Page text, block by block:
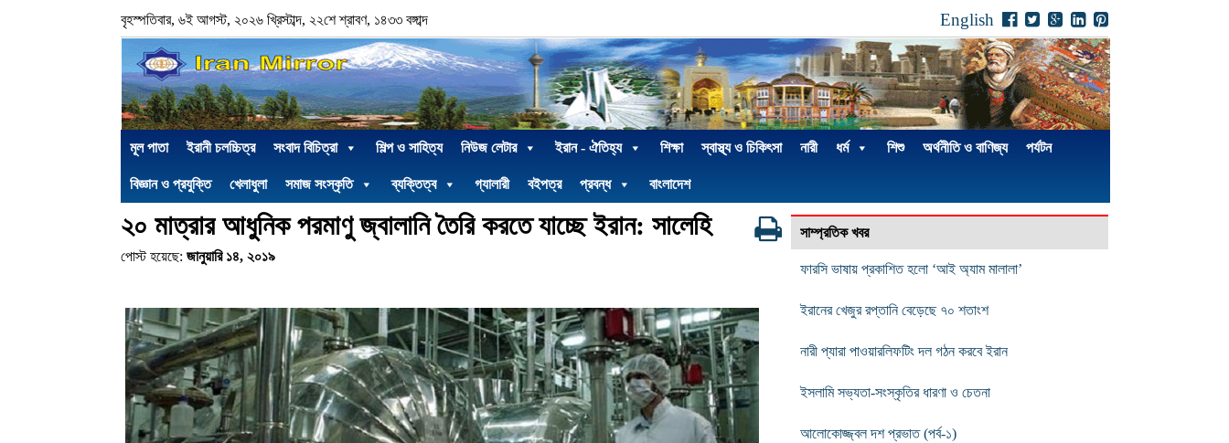
বৃহস্পতিবার, ৬ই আগস্ট, ২০২৬ খ্রিস্টাব্দ, ২২শে শ্রাবণ, ১৪৩৩ বঙ্গাব্দ English
মূল পাতা ইরানী চলচ্চিত্র সংবাদ বিচিত্রা শিল্প ও সাহিত্য নিউজ লেটার ইরান - ঐতিহ্য শিক্ষা স্বাস্থ্য ও চিকিৎসা নারী ধর্ম শিশু অর্থনীতি ও বাণিজ্য পর্যটন
বিজ্ঞান ও প্রযুক্তি খেলাধুলা সমাজ সংস্কৃতি ব্যক্তিত্ব গ্যালারী বইপত্র প্রবন্ধ বাংলাদেশ
২০ মাত্রার আধুনিক পরমাণু জ্বালানি তৈরি করতে যাচ্ছে ইরান: সালেহি
পোস্ট হয়েছে: জানুয়ারি ১৪, ২০১৯
সাম্প্রতিক খবর
ফারসি ভাষায় প্রকাশিত হলো ‘আই অ্যাম মালালা’
ইরানের খেজুর রপ্তানি বেড়েছে ৭০ শতাংশ
নারী প্যারা পাওয়ারলিফটিং দল গঠন করবে ইরান
ইসলামি সভ্যতা-সংস্কৃতির ধারণা ও চেতনা
আলোকোজ্জ্বল দশ প্রভাত (পর্ব-১)